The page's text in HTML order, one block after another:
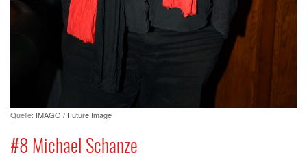
Quelle: IMAGO / Future Image
#8 Michael Schanze